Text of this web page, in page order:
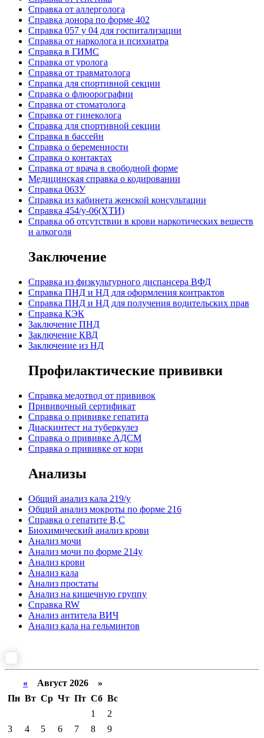
Cправка от аллерголога
Cправка донора по форме 402
Cправка 057 у 04 для госпитализации
Справка от нарколога и психиатра
Справка в ГИМС
Cправка от уролога
Справка от травматолога
Справка для спортивной секции
Справка о флюорографии
Справка от стоматолога
Справка от гинеколога
Справка для спортивной секции
Справка в бассейн
Справка о беременности
Справка о контактах
Справка от врача в свободной форме
Медицинская справка о кодировании
Справка 063У
Справка из кабинета женской консультации
Справка 454/у-06(ХТИ)
Справка об отсутствии в крови наркотических веществ
и алкоголя
Заключение
Cправка из физкультурного диспансера ВФД
Cправка ПНД и НД для оформления контрактов
Справка ПНД и НД для получения водительских прав
Справка КЭК
Заключение ПНД
Заключение КВД
Заключение из НД
Профилактические прививки
Справка медотвод от прививок
Прививочный сертификат
Cправка о прививке гепатита
Диаскинтест на туберкулез
Справка о прививке АДСМ
Справка о прививке от кори
Анализы
Общий анализ кала 219/у
Общий анализ мокроты по форме 216
Справка о гепатите B,C
Биохимический анализ крови
Анализ мочи
Анализ мочи по форме 214у
Анализ крови
Анализ кала
Анализ простаты
Анализ на кишечную группу
Справка RW
Анализ антитела ВИЧ
Анализ кала на гельминтов
« Август 2026 »
Пн Вт Ср Чт Пт Сб Вс
1
2
3
4 5 6 7 8
9